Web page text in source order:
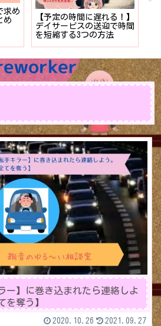
求め
め
【予定の時間に遅れる！】
デイサービスの送迎で時間
を短縮する3つの方法
ー】に巻き込まれたら連絡しよ
を奪う】
2020.10.26 2021.09.27